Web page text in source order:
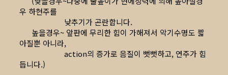
우 하현주를
낮추기가 곤란합니다.
높을경우~ 앞판에 무리한 힘이 가해져서 악기수명도 짧
아질뿐 아니라,
action의 증가로 음질이 뻣뻣하고, 연주가 힘
듭니다.)